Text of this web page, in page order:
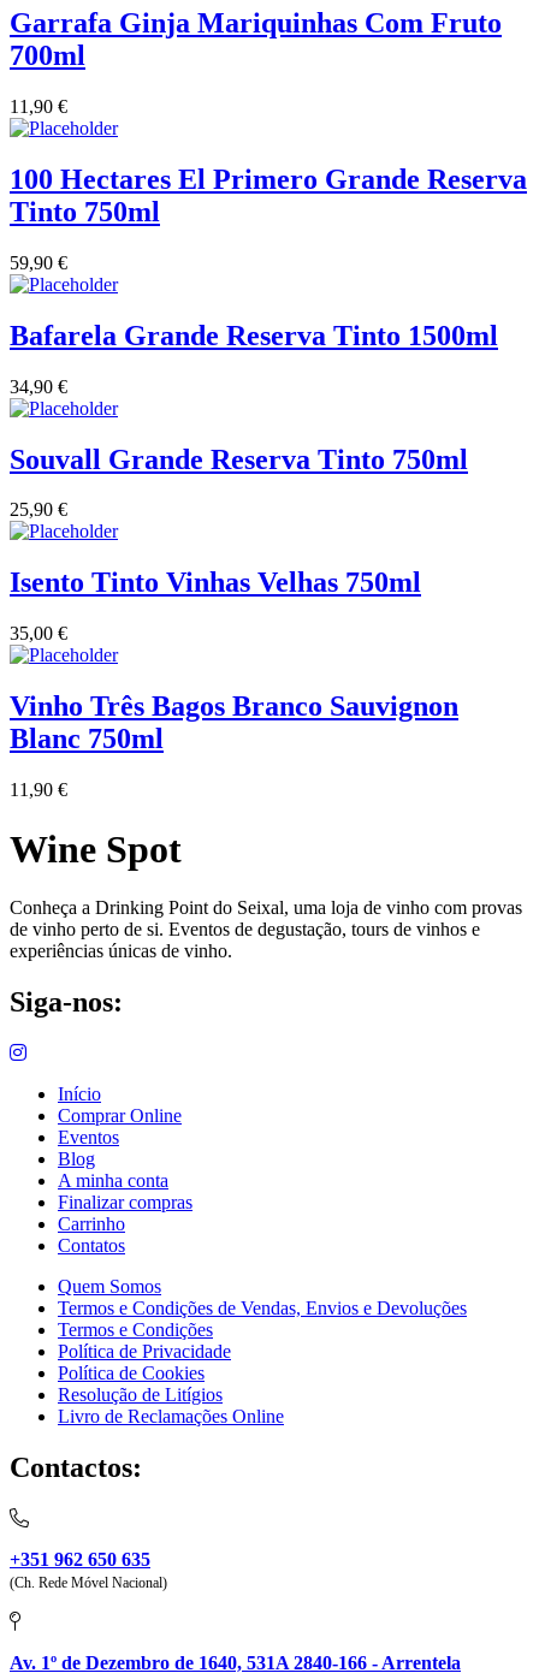
Garrafa Ginja Mariquinhas Com Fruto
700ml
11,90 €
100 Hectares El Primero Grande Reserva
Tinto 750ml
59,90 €
Bafarela Grande Reserva Tinto 1500ml
34,90 €
Souvall Grande Reserva Tinto 750ml
25,90 €
Isento Tinto Vinhas Velhas 750ml
35,00 €
Vinho Três Bagos Branco Sauvignon
Blanc 750ml
11,90 €
Wine Spot
Conheça a Drinking Point do Seixal, uma loja de vinho com provas
de vinho perto de si. Eventos de degustação, tours de vinhos e
experiências únicas de vinho.
Siga-nos:
Início
Comprar Online
Eventos
Blog
A minha conta
Finalizar compras
Carrinho
Contatos
Quem Somos
Termos e Condições de Vendas, Envios e Devoluções
Termos e Condições
Política de Privacidade
Política de Cookies
Resolução de Litígios
Livro de Reclamações Online
Contactos:
+351 962 650 635
(Ch. Rede Móvel Nacional)
Av. 1º de Dezembro de 1640, 531A 2840-166 - Arrentela